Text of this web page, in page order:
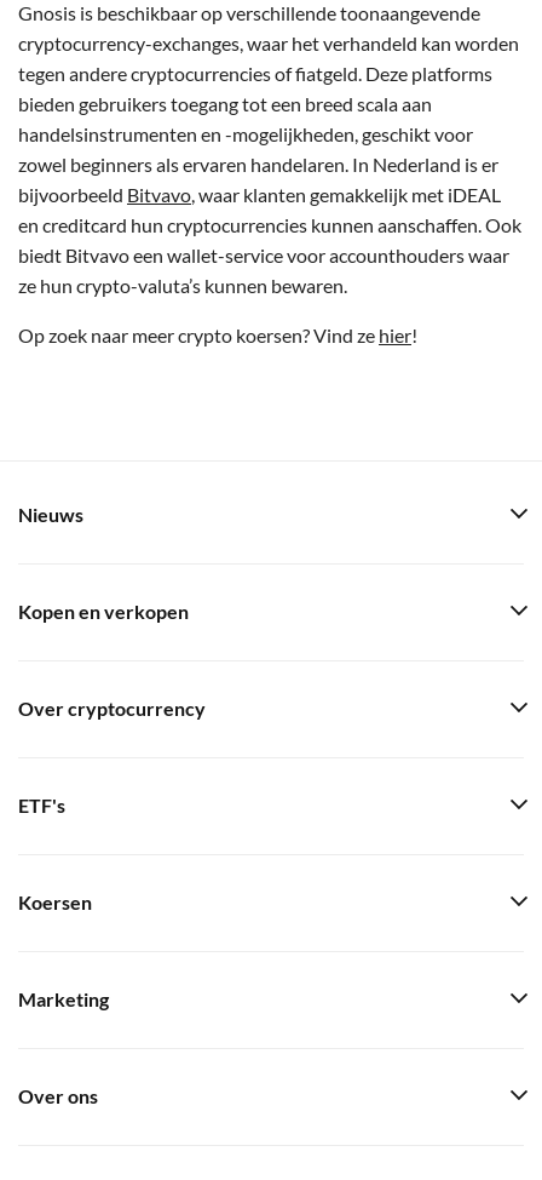
Gnosis is beschikbaar op verschillende toonaangevende
cryptocurrency-exchanges, waar het verhandeld kan worden
tegen andere cryptocurrencies of fiatgeld. Deze platforms
bieden gebruikers toegang tot een breed scala aan
handelsinstrumenten en -mogelijkheden, geschikt voor
zowel beginners als ervaren handelaren. In Nederland is er
bijvoorbeeld Bitvavo, waar klanten gemakkelijk met iDEAL
en creditcard hun cryptocurrencies kunnen aanschaffen. Ook
biedt Bitvavo een wallet-service voor accounthouders waar
ze hun crypto-valuta’s kunnen bewaren.
Op zoek naar meer crypto koersen? Vind ze hier!
Nieuws
Kopen en verkopen
Over cryptocurrency
ETF's
Koersen
Marketing
Over ons